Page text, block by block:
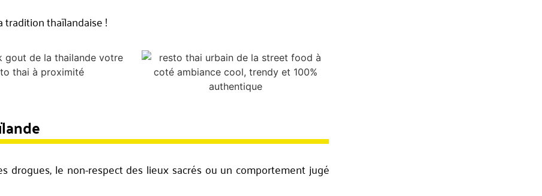
tradition thaïlandaise !
drogues, le non-respect des lieux sacrés ou un comportement jugé